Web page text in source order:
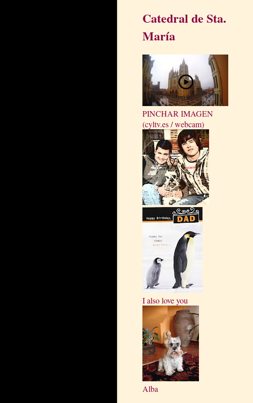
Catedral de Sta.
María
PINCHAR IMAGEN
(cyltv.es / webcam)
I also love you
Alba